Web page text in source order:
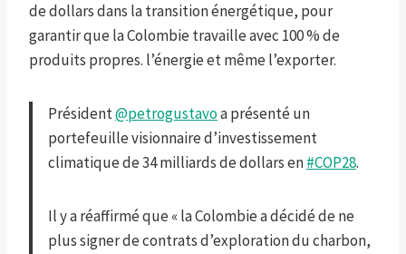
de dollars dans la transition énergétique, pour
garantir que la Colombie travaille avec 100 % de
produits propres. l’énergie et même l’exporter.
Président@petrogustavoa présenté un
portefeuille visionnaire d’investissement
climatique de 34 milliards de dollars en#COP28.
Il y a réaffirmé que « la Colombie a décidé de ne
plus signer de contrats d’exploration du charbon,